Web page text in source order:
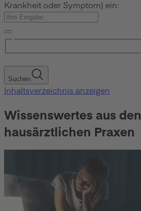
Krankheit oder Symptom) ein:
Suchen
Inhaltsverzeichnis anzeigen
Wissenswertes aus den
hausärztlichen Praxen